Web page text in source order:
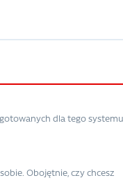
dla tego
Obojętnie, czy chcesz